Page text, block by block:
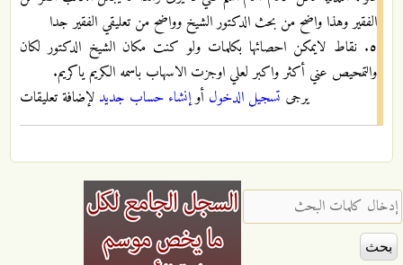
الفقير وهذا واضح من بحث الدكتور الشيخ وواضح من تعليقي الفقير جدا
٥. نقاط لايمكن احصائها بكلمات ولو كنت مكان الشيخ الدكتور لكان
والتمحيص عني أكثر واكبر لعلي اوجزت الاسهاب باسمه الكريم ياكريم.
يرجى تسجيل الدخول أوإنشاء حساب جديد لإضافة تعليقات
‏إدخال كلمات البحث ‏